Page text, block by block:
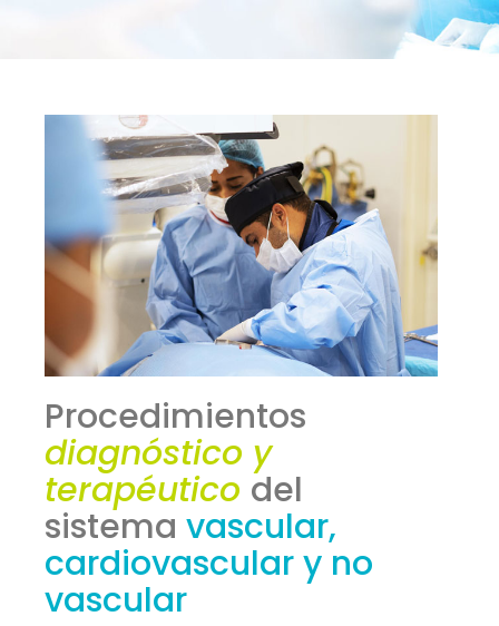
Procedimientos
diagnóstico y
terapéutico del
sistema vascular,
cardiovascular y no
vascular